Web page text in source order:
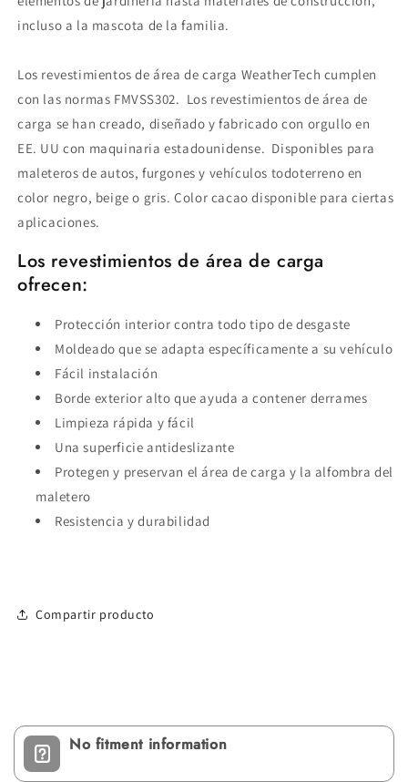
incluso a la mascota de la familia.
Los revestimientos de área de carga WeatherTech cumplen
con las normas FMVSS302. Los revestimientos de área de
carga se han creado, diseñado y fabricado con orgullo en
EE. UU con maquinaria estadounidense. Disponibles para
maleteros de autos, furgones y vehículos todoterreno en
color negro, beige o gris. Color cacao disponible para ciertas
aplicaciones.
Los revestimientos de área de carga
ofrecen:
Protección interior contra todo tipo de desgaste
Moldeado que se adapta específicamente a su vehículo
Fácil instalación
Borde exterior alto que ayuda a contener derrames
Limpieza rápida y fácil
Una superficie antideslizante
Protegen y preservan el área de carga y la alfombra del
maletero
Resistencia y durabilidad
Compartir producto
No fitment information